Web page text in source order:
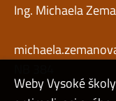
Ing. Michaela
Weby Vysoké